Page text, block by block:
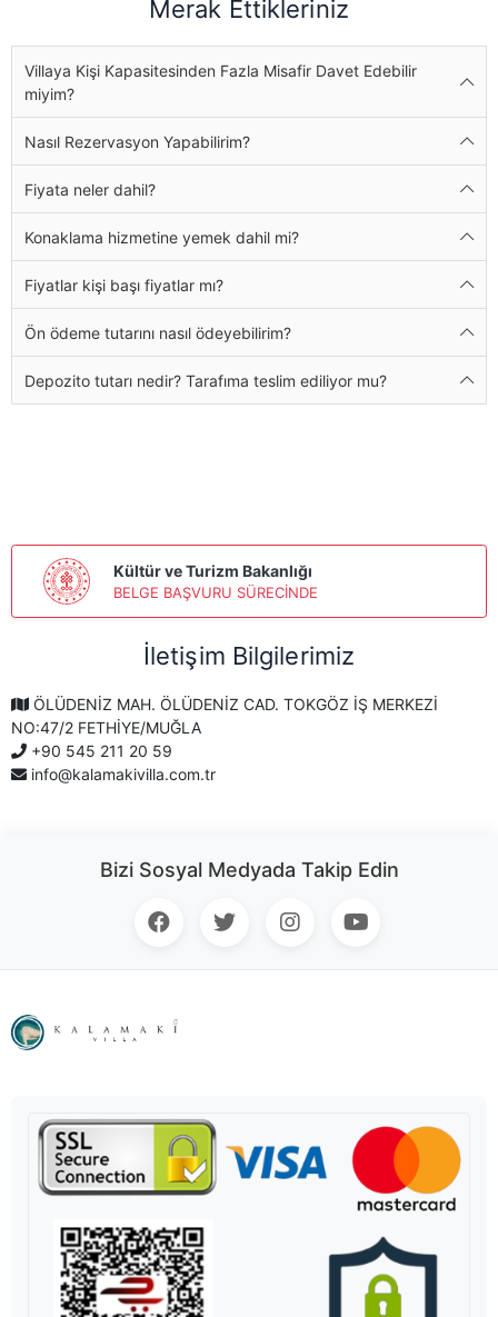
Merak Ettikleriniz
Villaya Kişi Kapasitesinden Fazla Misafir Davet Edebilir
miyim?
Nasıl Rezervasyon Yapabilirim?
Fiyata neler dahil?
Konaklama hizmetine yemek dahil mi?
Fiyatlar kişi başı fiyatlar mı?
Ön ödeme tutarını nasıl ödeyebilirim?
Depozito tutarı nedir? Tarafıma teslim ediliyor mu?
Kültür ve Turizm Bakanlığı
BELGE BAŞVURU SÜRECİNDE
İletişim Bilgilerimiz
ÖLÜDENİZ MAH. ÖLÜDENİZ CAD. TOKGÖZ İŞ MERKEZİ
NO:47/2 FETHİYE/MUĞLA
+90 545 211 20 59
info@kalamakivilla.com.tr
Bizi Sosyal Medyada Takip Edin